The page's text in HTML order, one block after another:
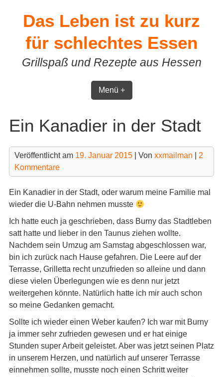
contentDas Leben ist zu kurz
für schlechtes Essen
Grillspaß und Rezepte aus Hessen
Menü +
Ein Kanadier in der Stadt
Veröffentlicht am 19. Januar 2015| Von xxmailman
2
Kommentare
Ein Kanadier in der Stadt, oder warum meine Familie mal
wieder die U-Bahn nehmen musste
Ich hatte euch ja geschrieben, dass Burny das Stadtleben
satt hatte und lieber in den Taunus ziehen wollte.
Nachdem sein Umzug am Samstag abgeschlossen war,
bin ich zurück nach Hause gefahren. Die Leere auf der
Terrasse, Grilletta recht unzufrieden so alleine und dann
diese vielen Überlegungen wie es denn nur jetzt
weitergehen könnte. Natürlich hatte ich mir auch schon
so meine Gedanken gemacht.
Sollte ich wieder einen Weber kaufen? Ich war mit Burny
ja immer sehr zufrieden gewesen und er hat einige
Stunden super Arbeit geleistet. Aber was jetzt seinen Platz
in unserem Herzen, und natürlich auf unserer Terrasse
einnehmen sollte, musste noch einen Schritt weiter